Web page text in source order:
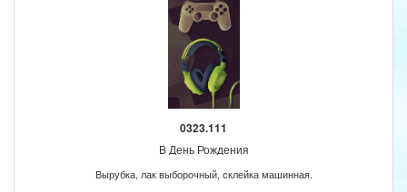
0323.111
В День Рождения
Вырубка, лак выборочный, склейка машинная.